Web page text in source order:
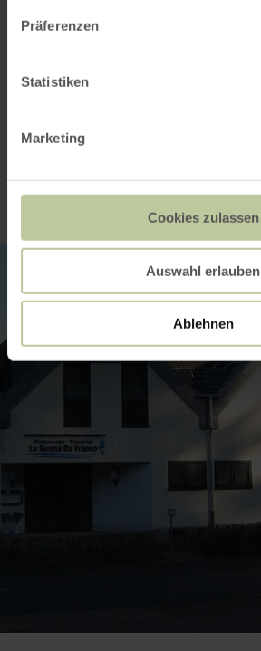
Präferenzen
Statistiken
Marketing
Cookies zulassen
Auswahl erlauben
Ablehnen
Categories
Seating capacity
Impressions